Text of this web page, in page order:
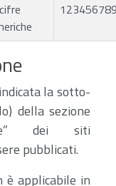
la sotto-
della sezione
dei siti
pubblicati.
è applicabile in